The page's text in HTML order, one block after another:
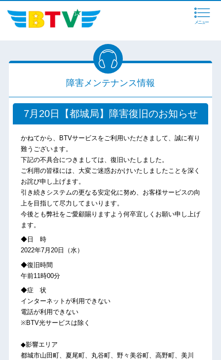
メニュー
障害メンテナンス情報
7月20日【都城局】障害復旧のお知らせ
かねてから、BTVサービスをご利用いただきまして、誠に有り
難うございます。
下記の不具合につきましては、復旧いたしました。
ご利用の皆様には、大変ご迷惑おかけいたしましたことを深く
お詫び申し上げます。
引き続きシステムの更なる安定化に努め、お客様サービスの向
上を目指して尽力してまいります。
今後とも弊社をご愛顧賜りますよう何卒宜しくお願い申し上げ
ます。
◆日 時
2022年7月20日（水）
◆復旧時間
午前11時00分
◆症 状
インターネットが利用できない
電話が利用できない
※BTV光サービスは除く
◆影響エリア
都城市山田町、夏尾町、丸谷町、野々美谷町、高野町、美川